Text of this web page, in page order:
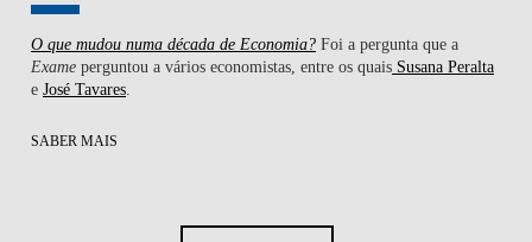
O que mudou numa década de Economia? Foi a pergunta que a
Exameperguntou a vários economistas, entre os quais Susana Peralta
e José Tavares
SABER MAIS